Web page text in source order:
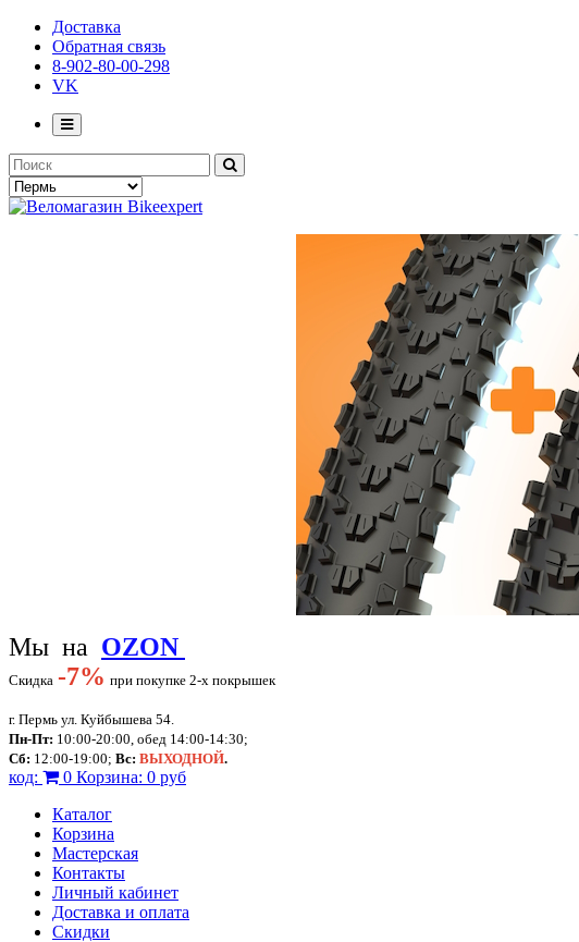
Доставка
Обратная связь
8-902-80-00-298
VK
Мы на OZON
Скидка -7% при покупке 2-х покрышек
г. Пермь ул. Куйбышева 54.
Пн-Пт: 10:00-20:00, обед 14:00-14:30;
Сб: 12:00-19:00; Вс: ВЫХОДНОЙ.
код: 0 Корзина: 0 руб
Каталог
Корзина
Мастерская
Контакты
Личный кабинет
Доставка и оплата
Скидки